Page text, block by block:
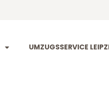
UMZUGSSERVICE